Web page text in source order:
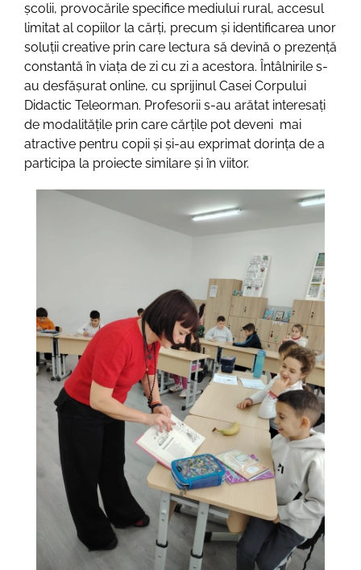
școlii, provocările specifice mediului rural, accesul
limitat al copiilor la cărți, precum și identificarea unor
soluții creative prin care lectura să devină o prezență
constantă în viața de zi cu zi a acestora. Întâlnirile s-
au desfășurat online, cu sprijinul Casei Corpului
Didactic Teleorman. Profesorii s-au arătat interesați
de modalitățile prin care cărțile pot deveni mai
atractive pentru copii și și-au exprimat dorința de a
participa la proiecte similare și în viitor.